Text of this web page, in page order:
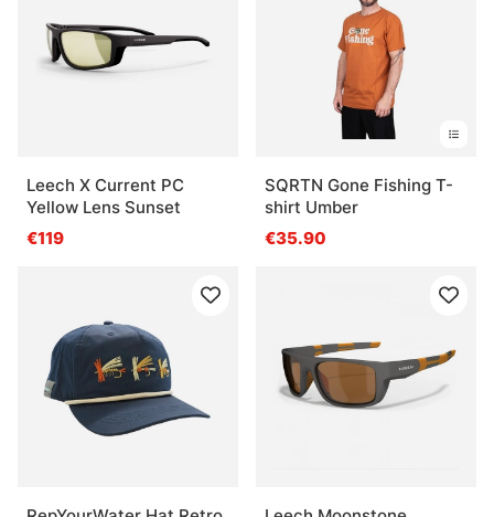
Leech X Current PC
Yellow Lens Sunset
€119
SQRTN Gone Fishing T-
shirt Umber
€35.90